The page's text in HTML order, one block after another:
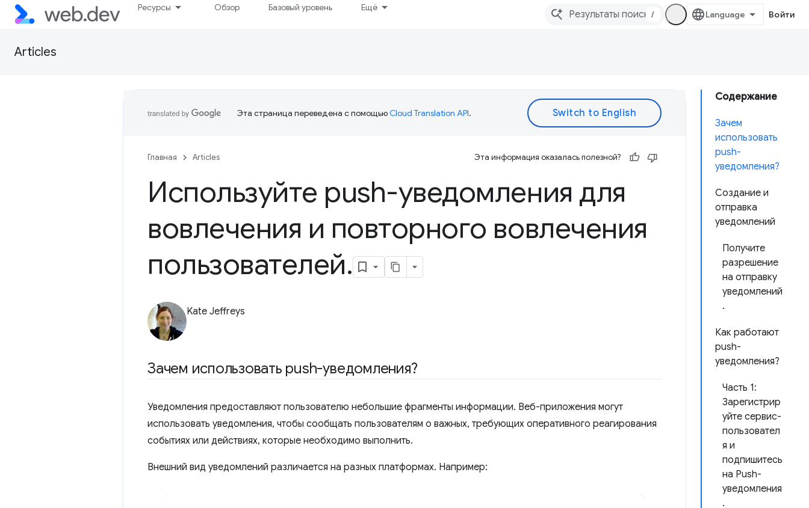
Ресурсы Обзор Базовый уровень Ещё
/ Войти
Articles
Содержание
Зачем
использовать
push-
уведомления?
Создание и
отправка
уведомлений
Получите
разрешение
на отправку
уведомлений
.
Как работают
push-
уведомления?
Часть 1:
Зарегистрир
уйте сервис-
пользовател
я и
подпишитесь
на Push-
уведомления
.
Эта страница переведена с помощьюCloud Translation API.
Главная Articles Эта информация оказалась полезной?
Используйте push-уведомления для
вовлечения и повторного вовлечения
пользователей.
Kate Jeffreys
Зачем использовать push-уведомления?
Уведомления предоставляют пользователю небольшие фрагменты информации. Веб-приложения могут
использовать уведомления, чтобы сообщать пользователям о важных, требующих оперативного реагирования
событиях или действиях, которые необходимо выполнить.
Внешний вид уведомлений различается на разных платформах. Например: